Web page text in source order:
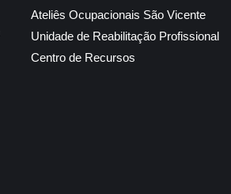
Ateliês Ocupacionais São Vicente
Unidade de Reabilitação Profissional
Centro de Recursos